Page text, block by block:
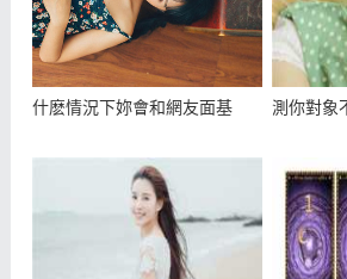
什麽情況下妳會和網友面基 測你對象